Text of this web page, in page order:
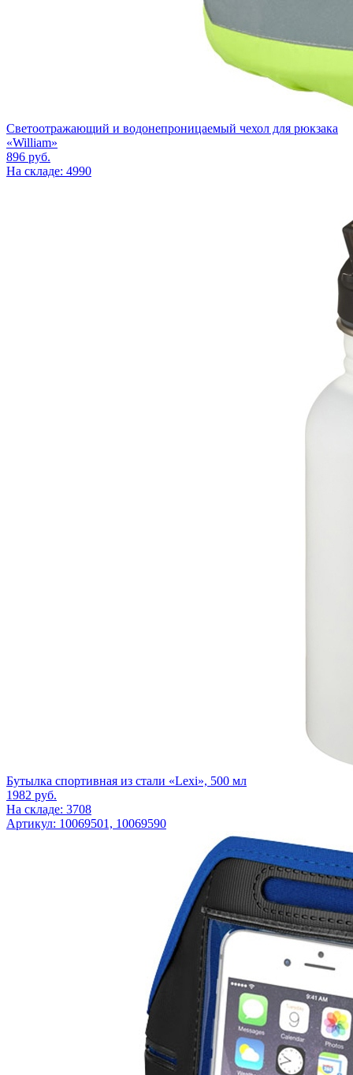
Светоотражающий и водонепроницаемый чехол для рюкзака
«William»
896 руб.
На складе: 4990
Бутылка спортивная из стали «Lexi», 500 мл
1982 руб.
На складе: 3708
Артикул: 10069501, 10069590